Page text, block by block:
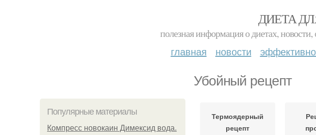
ДИЕТА
полезная информация о диетах,
главная новости
Убойный рецепт
Популярные материалы
Компресс новокаин Димексид вода.
Термоядерный
рецепт